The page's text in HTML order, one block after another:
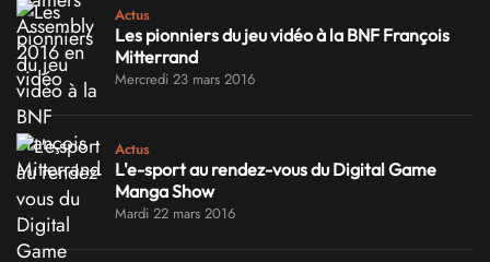
Actus
Les pionniers du jeu vidéo à la BNF François
Mitterrand
Mercredi 23 mars 2016
Actus
L'e-sport au rendez-vous du Digital Game
Manga Show
Mardi 22 mars 2016